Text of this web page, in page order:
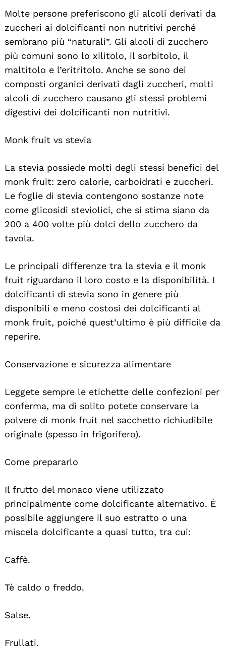
Molte persone preferiscono gli alcoli derivati da
zuccheri ai dolcificanti non nutritivi perché
sembrano più “naturali”. Gli alcoli di zucchero
più comuni sono lo xilitolo, il sorbitolo, il
maltitolo e l’eritritolo. Anche se sono dei
composti organici derivati dagli zuccheri, molti
alcoli di zucchero causano gli stessi problemi
digestivi dei dolcificanti non nutritivi.
Monk fruit vs stevia
La stevia possiede molti degli stessi benefici del
monk fruit: zero calorie, carboidrati e zuccheri.
Le foglie di stevia contengono sostanze note
come glicosidi steviolici, che si stima siano da
200 a 400 volte più dolci dello zucchero da
tavola.
Le principali differenze tra la stevia e il monk
fruit riguardano il loro costo e la disponibilità. I
dolcificanti di stevia sono in genere più
disponibili e meno costosi dei dolcificanti al
monk fruit, poiché quest’ultimo è più difficile da
reperire.
Conservazione e sicurezza alimentare
Leggete sempre le etichette delle confezioni per
conferma, ma di solito potete conservare la
polvere di monk fruit nel sacchetto richiudibile
originale (spesso in frigorifero).
Come prepararlo
Il frutto del monaco viene utilizzato
principalmente come dolcificante alternativo. È
possibile aggiungere il suo estratto o una
miscela dolcificante a quasi tutto, tra cui:
Caffè.
Tè caldo o freddo.
Salse.
Frullati.